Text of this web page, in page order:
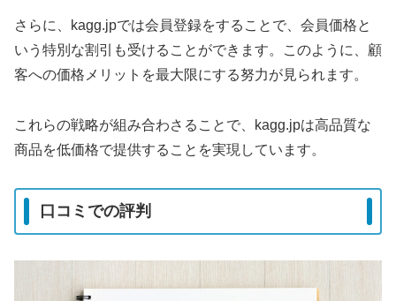
さらに、kagg.jpでは会員登録をすることで、会員価格と
いう特別な割引も受けることができます。このように、顧
客への価格メリットを最大限にする努力が見られます。
これらの戦略が組み合わさることで、kagg.jpは高品質な
商品を低価格で提供することを実現しています。
口コミでの評判